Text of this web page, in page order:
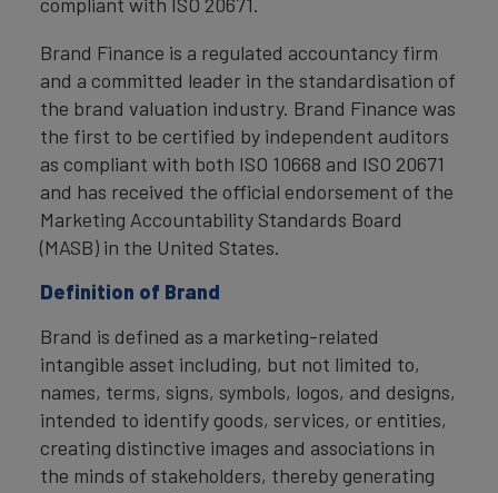
Brand Finance is a regulated accountancy firm
and a committed leader in the standardisation of
the brand valuation industry. Brand Finance was
the first to be certified by independent auditors
as compliant with both ISO 10668 and ISO 20671
and has received the official endorsement of the
Marketing Accountability Standards Board
(MASB) in the United States.
Definition of Brand
Brand is defined as a marketing-related
intangible asset including, but not limited to,
names, terms, signs, symbols, logos, and designs,
intended to identify goods, services, or entities,
creating distinctive images and associations in
the minds of stakeholders, thereby generating